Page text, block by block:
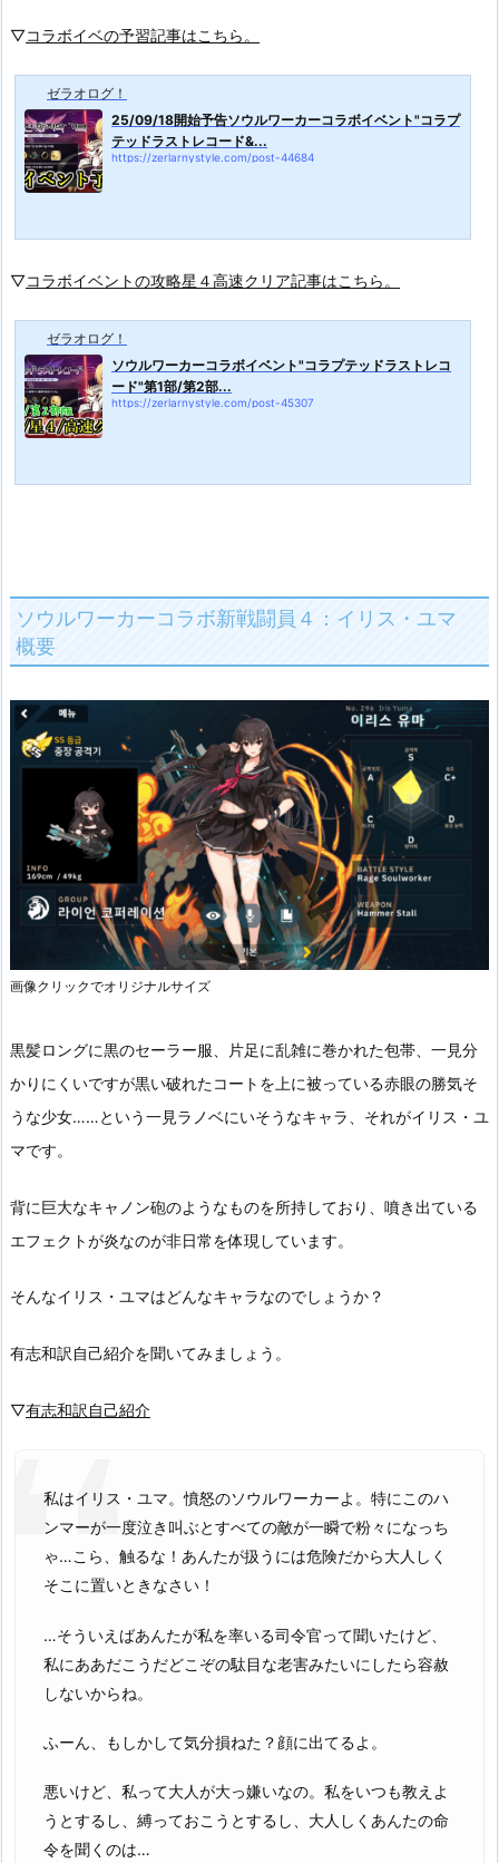
▽コラボイベの予習記事はこちら。
ゼラオログ！
25/09/18開始予告ソウルワーカーコラボイベント"コラプ
テッドラストレコード&...
https://zerlarnystyle.com/post-44684
▽コラボイベントの攻略星４高速クリア記事はこちら。
ゼラオログ！
ソウルワーカーコラボイベント"コラプテッドラストレコ
ード"第1部/第2部...
https://zerlarnystyle.com/post-45307
ソウルワーカーコラボ新戦闘員４：イリス・ユマ
概要
画像クリックでオリジナルサイズ
黒髪ロングに黒のセーラー服、片足に乱雑に巻かれた包帯、一見分
かりにくいですが黒い破れたコートを上に被っている赤眼の勝気そ
うな少女……という一見ラノベにいそうなキャラ、それがイリス・ユ
マです。
背に巨大なキャノン砲のようなものを所持しており、噴き出ている
エフェクトが炎なのが非日常を体現しています。
そんなイリス・ユマはどんなキャラなのでしょうか？
有志和訳自己紹介を聞いてみましょう。
▽有志和訳自己紹介
私はイリス・ユマ。憤怒のソウルワーカーよ。特にこのハ
ンマーが一度泣き叫ぶとすべての敵が一瞬で粉々になっち
ゃ…こら、触るな！あんたが扱うには危険だから大人しく
そこに置いときなさい！
…そういえばあんたが私を率いる司令官って聞いたけど、
私にああだこうだどこぞの駄目な老害みたいにしたら容赦
しないからね。
ふーん、もしかして気分損ねた？顔に出てるよ。
悪いけど、私って大人が大っ嫌いなの。私をいつも教えよ
うとするし、縛っておこうとするし、大人しくあんたの命
令を聞くのは…